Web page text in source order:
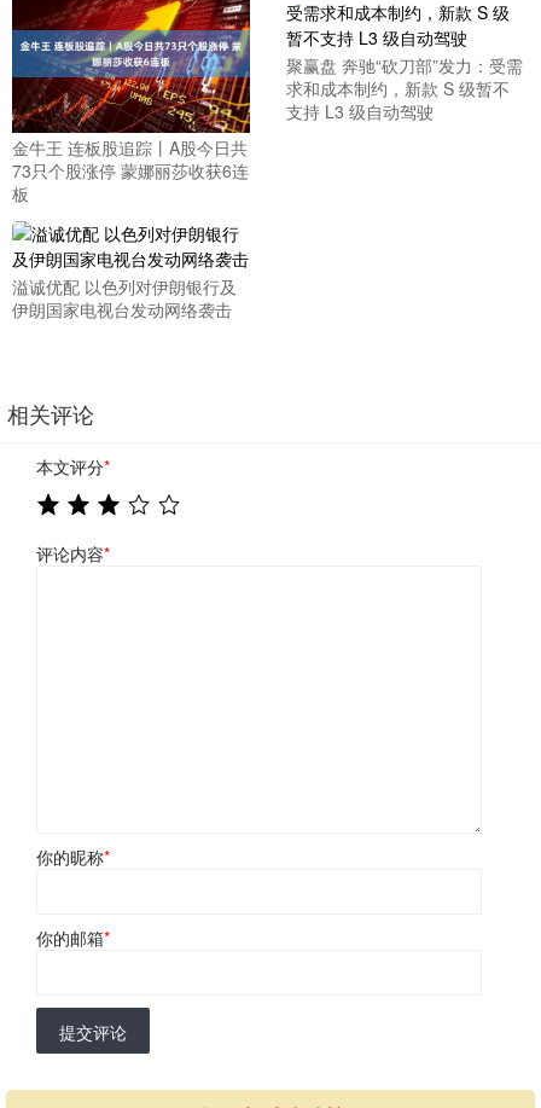
金牛王 连板股追踪丨A股今日共
73只个股涨停 蒙娜丽莎收获6连
板
聚赢盘 奔驰“砍刀部”发力：受需
求和成本制约，新款 S 级暂不
支持 L3 级自动驾驶
溢诚优配 以色列对伊朗银行及
伊朗国家电视台发动网络袭击
相关评论
本文评分*
评论内容*
你的昵称*
你的邮箱*
提交评论